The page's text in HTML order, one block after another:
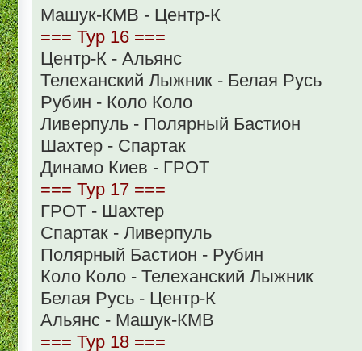
Машук-КМВ - Центр-К
=== Тур 16 ===
Центр-К - Альянс
Телеханский Лыжник - Белая Русь
Рубин - Коло Коло
Ливерпуль - Полярный Бастион
Шахтер - Спартак
Динамо Киев - ГРОТ
=== Тур 17 ===
ГРОТ - Шахтер
Спартак - Ливерпуль
Полярный Бастион - Рубин
Коло Коло - Телеханский Лыжник
Белая Русь - Центр-К
Альянс - Машук-КМВ
=== Тур 18 ===